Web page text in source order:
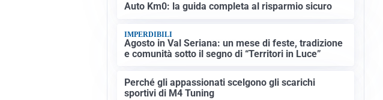
Auto Km0: la guida completa al risparmio sicuro
IMPERDIBILI
Agosto in Val Seriana: un mese di feste, tradizione
e comunità sotto il segno di “Territori in Luce”
Perché gli appassionati scelgono gli scarichi
sportivi di M4 Tuning